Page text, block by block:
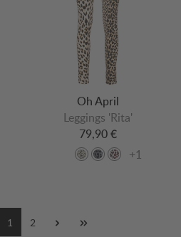
Oh April
Leggings 'Rita'
79,90 €
+1
1 2